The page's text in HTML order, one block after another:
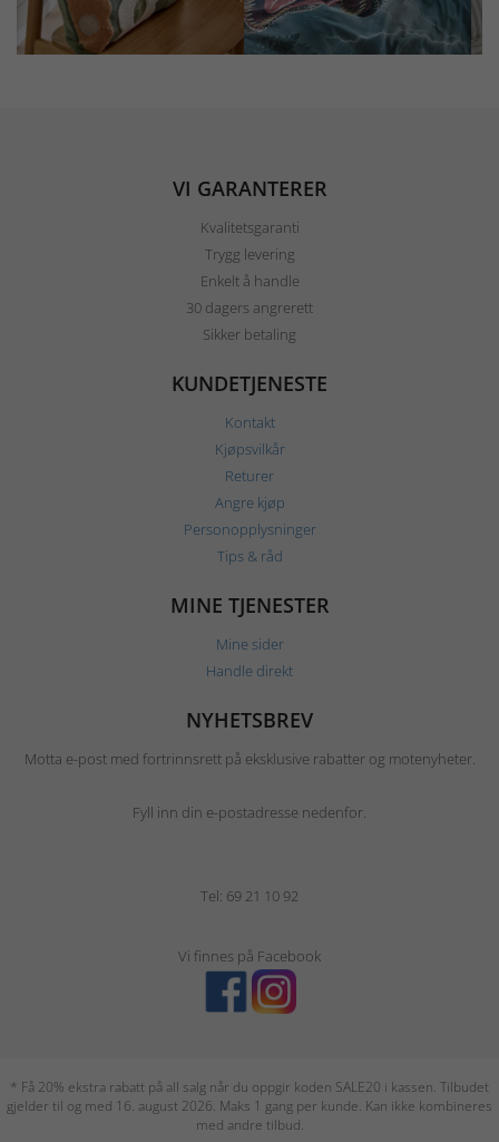
VI GARANTERER
Kvalitetsgaranti
Trygg levering
Enkelt å handle
30 dagers angrerett
Sikker betaling
KUNDETJENESTE
Kontakt
Kjøpsvilkår
Returer
Angre kjøp
Personopplysninger
Tips & råd
MINE TJENESTER
Mine sider
Handle direkt
NYHETSBREV
Motta e-post med fortrinnsrett på eksklusive rabatter og motenyheter.
Fyll inn din e-postadresse nedenfor.
Tel: 69 21 10 92
Vi finnes på Facebook
* Få 20% ekstra rabatt på all salg når du oppgir koden SALE20 i kassen. Tilbudet
gjelder til og med 16. august 2026. Maks 1 gang per kunde. Kan ikke kombineres
med andre tilbud.